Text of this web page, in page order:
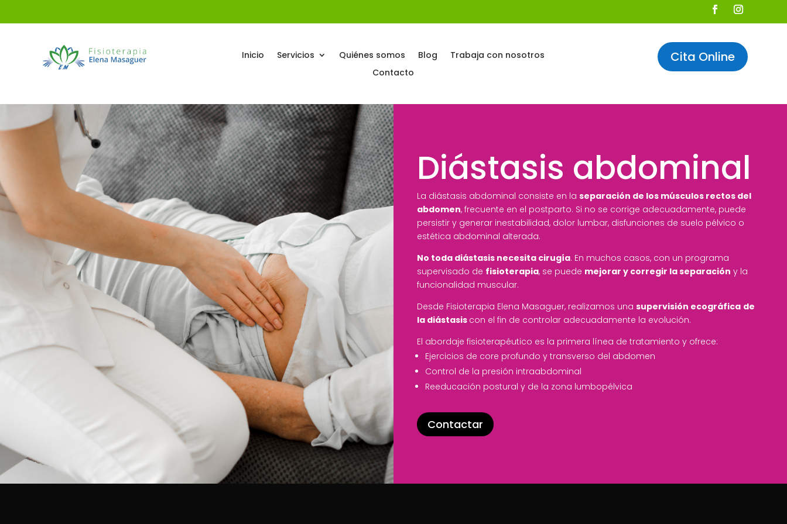
Inicio Servicios Quiénes somos Blog
Trabaja con nosotros
Contacto
Cita Online
Diástasis abdominal
La diástasis abdominal consiste en laseparación de los músculos rectos del
abdomen, frecuente en el postparto. Si no se corrige adecuadamente, puede
persistir y generar inestabilidad, dolor lumbar, disfunciones de suelo pélvico o
estética abdominal alterada.
No toda diástasis necesita cirugía. En muchos casos, con un programa
supervisado de fisioterapia, se puede mejorar y corregir la separación y la
funcionalidad muscular.
Desde Fisioterapia Elena Masaguer, realizamos unasupervisión ecográfica de
la diástasis con el fin de controlar adecuadamente la evolución.
El abordaje fisioterapéutico es la primera línea de tratamiento y ofrece:
Ejercicios de core profundo y transverso del abdomen
Control de la presión intraabdominal
Reeducación postural y de la zona lumbopélvica
Contactar